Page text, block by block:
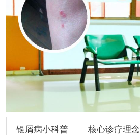
银屑病小科普 核心诊疗理念